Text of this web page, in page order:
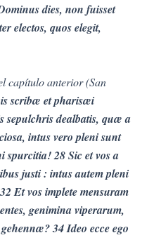
dies, non fuisset
electos, quos elegit,
capítulo anterior (San
scribæ et pharisæi
sepulchris dealbatis, quæ a
intus vero pleni sunt
spurcitia! 28 Sic et vos a
justi : intus autem pleni
Et vos implete mensuram
genimina viperarum,
34 Ideo ecce ego